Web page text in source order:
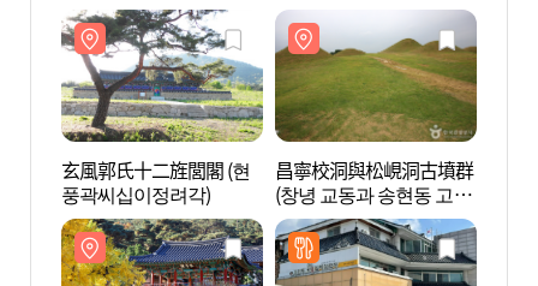
玄風郭氏十二旌閭閣 (현
풍곽씨십이정려각)
昌寧校洞與松峴洞古墳群
(창녕 교동과 송현동 고분
군)